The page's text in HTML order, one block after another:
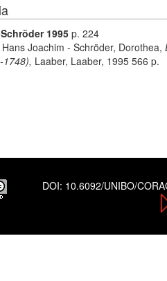
1995 p. 224
Joachim - Schröder, Dorothea,
1748), Laaber, Laaber, 1995 566 p.
DOI: 10.6092/UNIBO/